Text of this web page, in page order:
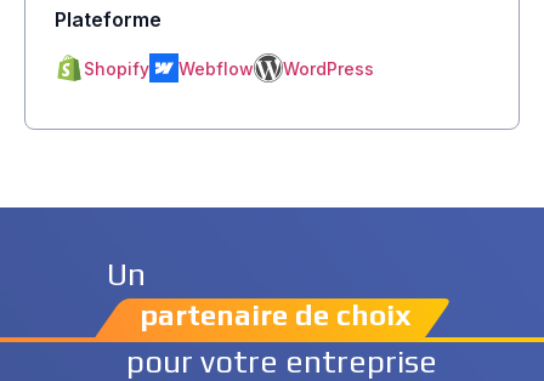
Plateforme
Shopify Webflow WordPress
Un
partenaire de choix
pour votre entreprise